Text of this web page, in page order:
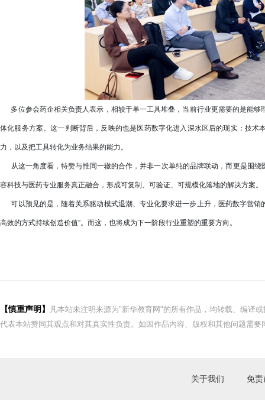
多位参会药企相关负责人表示，相较于单一工具堆叠，当前行业更需要的是能够
体化服务方案。这一判断背后，反映的也是医药数字化进入深水区后的现实：技
力，以及把工具转化为业务结果的能力。
从这一角度看，特赞与惟同一辙的合作，并非一次单纯的品牌联动，而更是围绕
容科技与医药专业服务真正融合，形成可复制、可验证、可规模化落地的解决方案。
可以预见的是，随着关系驱动模式退潮、专业化要求进一步上升，医药数字营销
高效的方式持续创造价值”。而这，也将成为下一阶段行业重塑的重要方向。
【慎重声明】
凡本站未注明来源为"新华教育网"的所有作品，均转载、编译
代表本站赞同其观点和对其真实性负责。如因作品内容、版权和其他问题需
关于我们 免责